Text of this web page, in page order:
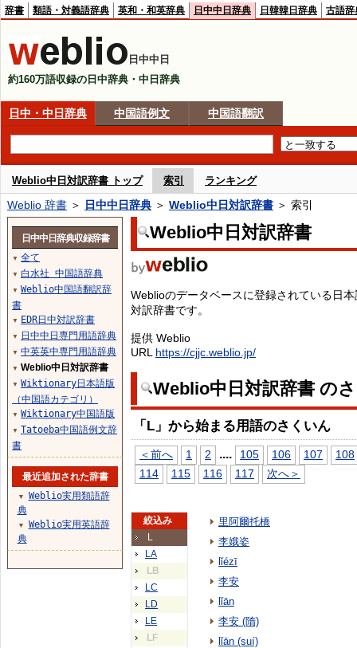
辞書 類語・対義語辞典 英和・和英辞典 日中中日辞典 日韓韓日辞典 古語辞
日中中日
約160万語収録の日中辞典・中日辞典
日中・中日辞典 中国語例文 中国語翻訳
Weblio中日対訳辞書 トップ 索引 ランキング
Weblio 辞書 ＞ 日中中日辞典 ＞ Weblio中日対訳辞書 ＞ 索引
Weblio中日対訳辞書
Weblioのデータベースに登録されている日
対訳辞書です。
提供 Weblio
URL https://cjjc.weblio.jp/
Weblio中日対訳辞書 の
「L」から始まる用語のさくいん
＜前へ 1 2 .... 105 106 107
108
114
115 116 117 次へ＞
絞込み
L
LA
LB
LC
LD
LE
LF
里阿爾托橋
李娥姿
lǐézī
李安
lǐān
李安 (隋)
lǐān (suí)
日中中日辞典収録辞書
▼ 全て
▼ 白水社 中国語辞典
▼ Weblio中国語翻訳辞
書
▼ EDR日中対訳辞書
▼ 日中中日専門用語辞典
▼ 中英英中専門用語辞典
▼ Weblio中日対訳辞書
▼ Wiktionary日本語版
（中国語カテゴリ）
▼ Wiktionary中国語版
▼ Tatoeba中国語例文辞
書
最近追加された辞書
▼
Weblio実用類語辞
典
▼
Weblio実用英語辞
典